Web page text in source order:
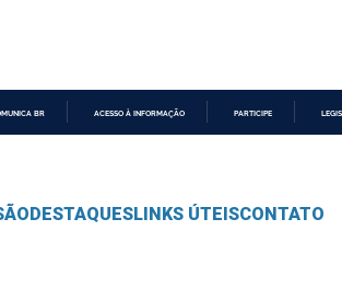
BR ACESSO À INFORMAÇÃO PARTICIPE
DESTAQUESLINKS ÚTEISCONTATO